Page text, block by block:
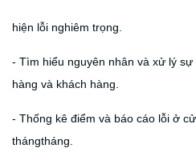
hiện lỗi nghiêm trọng.
- Tìm hiểu nguyên nhân và xử lý
hàng và khách hàng.
- Thống kê điểm và báo cáo lỗi ở
thángtháng.